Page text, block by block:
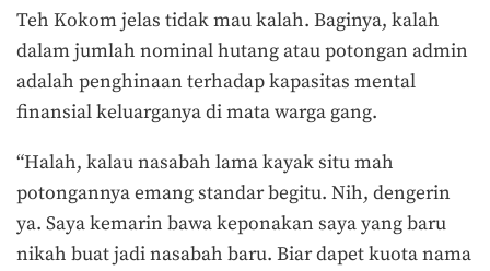
Teh Kokom jelas tidak mau kalah. Baginya, kalah
dalam jumlah nominal hutang atau potongan admin
adalah penghinaan terhadap kapasitas mental
finansial keluarganya di mata warga gang.
“Halah, kalau nasabah lama kayak situ mah
potongannya emang standar begitu. Nih, dengerin
ya. Saya kemarin bawa keponakan saya yang baru
nikah buat jadi nasabah baru. Biar dapet kuota nama